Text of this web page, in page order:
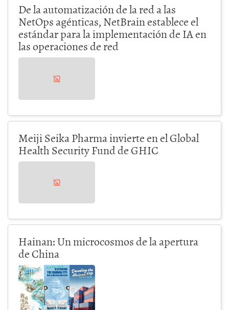
De la automatización de la red a las
NetOps agénticas, NetBrain establece el
estándar para la implementación de IA en
las operaciones de red
Meiji Seika Pharma invierte en el Global
Health Security Fund de GHIC
Hainan: Un microcosmos de la apertura
de China